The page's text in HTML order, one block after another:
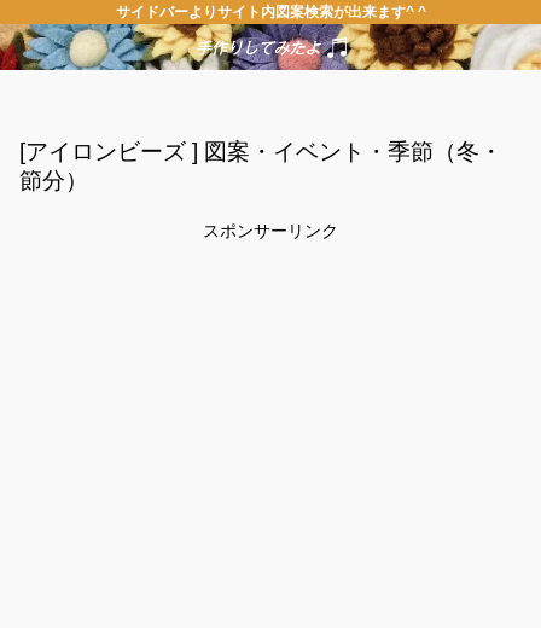
サイドバーよりサイト内図案検索が出来ます^ ^
[アイロンビーズ ] 図案・イベント・季節（冬・
節分）
スポンサーリンク